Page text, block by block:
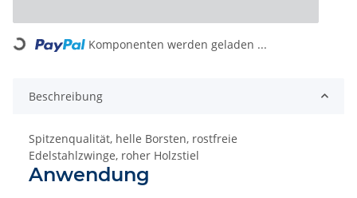
Loading... Komponenten werden geladen ...
Beschreibung
Spitzenqualität, helle Borsten, rostfreie
Edelstahlzwinge, roher Holzstiel
Anwendung